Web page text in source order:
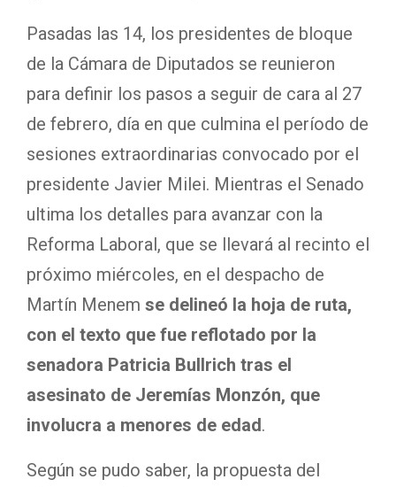
Pasadas las 14, los presidentes de bloque
de la Cámara de Diputados se reunieron
para definir los pasos a seguir de cara al 27
de febrero, día en que culmina el período de
sesiones extraordinarias convocado por el
presidente Javier Milei. Mientras el Senado
ultima los detalles para avanzar con la
Reforma Laboral, que se llevará al recinto el
próximo miércoles, en el despacho de
Martín Menem se delineó la hoja de ruta,
con el texto que fue reflotado por la
senadora Patricia Bullrich tras el
asesinato de Jeremías Monzón, que
involucra a menores de edad.
Según se pudo saber, la propuesta del